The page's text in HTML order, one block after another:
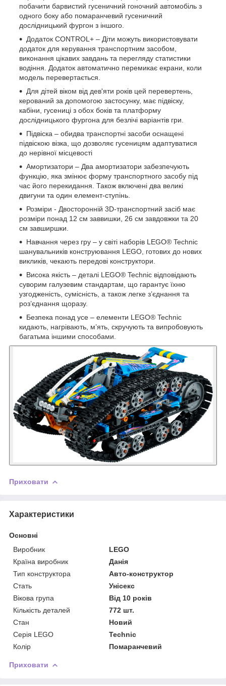
побачити барвистий гусеничний гоночний автомобіль з
одного боку або помаранчевий гусеничний
дослідницький фургон з іншого.
Додаток CONTROL+ – Діти можуть використовувати
додаток для керування транспортним засобом,
виконання цікавих завдань та перегляду статистики
водіння. Додаток автоматично перемикає екрани, коли
модель перевертається.
Для дітей віком від дев'яти років цей перевертень,
керований за допомогою застосунку, має підвіску,
кабіни, гусениці з обох боків та платформу
дослідницького фургона для безлічі варіантів гри.
Підвіска – обидва транспортні засоби оснащені
підвіскою візка, що дозволяє гусеницям адаптуватися
до нерівної місцевості
Амортизатори – Два амортизатори забезпечують
функцію, яка змінює форму транспортного засобу під
час його перекидання. Також включені два великі
двигуни та один елемент-ступінь.
Розміри - Двосторонній 3D-транспортний засіб має
розміри понад 12 см заввишки, 26 см завдовжки та 20
см завширшки.
Навчання через гру – у світі наборів LEGO® Technic
шанувальників конструювання LEGO, готових до нових
викликів, чекають передові конструктори.
Висока якість – деталі LEGO® Technic відповідають
суворим галузевим стандартам, що гарантує їхню
узгодженість, сумісність, а також легке з’єднання та
роз’єднання щоразу.
Безпека понад усе – елементи LEGO® Technic
кидають, нагрівають, м’ять, скручують та випробовують
багатьма іншими способами.
Приховати
Характеристики
Основні
Виробник
LEGO
Країна виробник
Данія
Тип конструктора
Авто-конструктор
Стать
Унісекс
Вікова група
Від 10 років
Кількість деталей
772 шт.
Стан
Новий
Серія LEGO
Technic
Колір
Помаранчевий
Приховати